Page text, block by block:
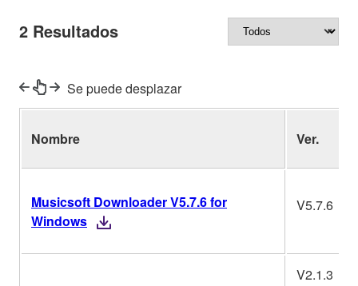
2 Resultados
Se puede desplazar
Nombre Ver.
Musicsoft Downloader V5.7.6 for
Windows
V5.7.6
V2.1.3